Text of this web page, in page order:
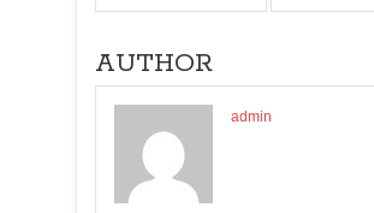
AUTHOR
admin